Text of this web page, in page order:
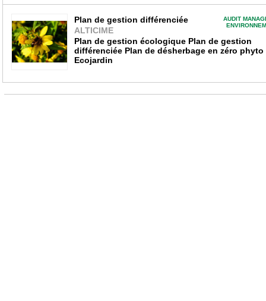
AUDIT
Plan de gestion différenciée
ALTICIME
Plan de gestion écologique Plan de gestion
différenciée Plan de désherbage en zéro phyto
Ecojardin